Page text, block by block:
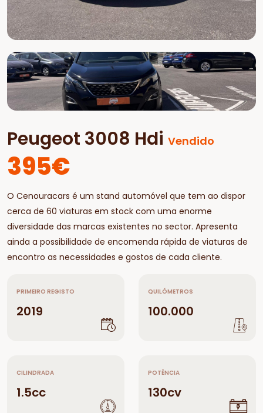
Peugeot 3008 Hdi Vendido
395€
O Cenouracars é um stand automóvel que tem ao dispor
cerca de 60 viaturas em stock com uma enorme
diversidade das marcas existentes no sector. Apresenta
ainda a possibilidade de encomenda rápida de viaturas de
encontro as necessidades e gostos de cada cliente.
PRIMEIRO REGISTO
2019
QUILÓMETROS
100.000
CILINDRADA
1.5cc
POTÊNCIA
130cv